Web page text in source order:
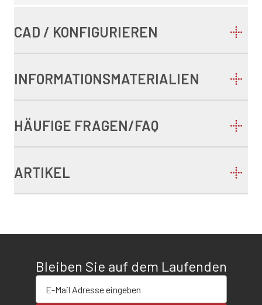
CAD / KONFIGURIEREN
INFORMATIONSMATERIALIEN
HÄUFIGE FRAGEN/FAQ
ARTIKEL
Bleiben Sie auf dem Laufenden